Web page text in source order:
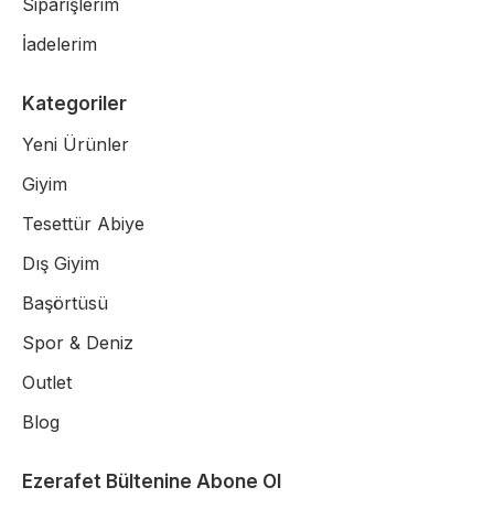
Siparişlerim
İadelerim
Kategoriler
Yeni Ürünler
Giyim
Tesettür Abiye
Dış Giyim
Başörtüsü
Spor & Deniz
Outlet
Blog
Ezerafet Bültenine Abone Ol